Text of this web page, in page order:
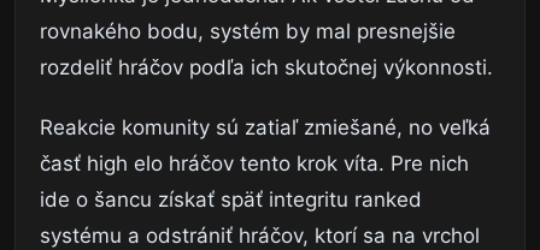
rovnakého bodu, systém by mal presnejšie
rozdeliť hráčov podľa ich skutočnej výkonnosti.
Reakcie komunity sú zatiaľ zmiešané, no veľká
časť high elo hráčov tento krok víta. Pre nich
ide o šancu získať späť integritu ranked
systému a odstrániť hráčov, ktorí sa na vrchol